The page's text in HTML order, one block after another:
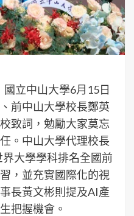
國立中山大學6月15日
前中山大學校長鄭英
致詞，勉勵大家莫忘
。中山大學代理校長
大學學科排名全國前
，並充實國際化的視
長黃文彬則提及AI產
把握機會。